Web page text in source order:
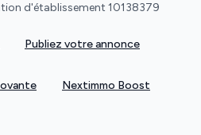
d'établissement 10138379
Publiez votre annonce
Nextimmo Boost